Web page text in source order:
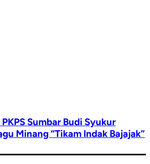
Sumbar Budi Syukur
Minang “Tikam Indak Bajajak”